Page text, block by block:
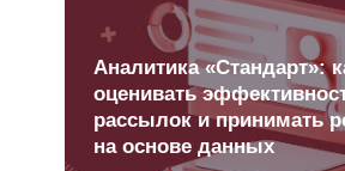
Аналитика «Стандарт»:
оценивать
рассылок и принимать
на основе данных